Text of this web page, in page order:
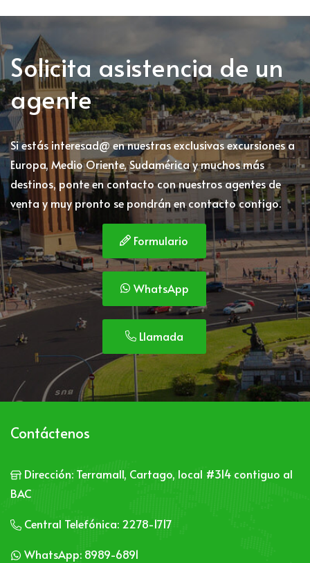
Solicita asistencia de un
agente
Si estás interesad@ en nuestras exclusivas excursiones a
Europa, Medio Oriente, Sudamérica y muchos más
destinos, ponte en contacto con nuestros agentes de
venta y muy pronto se pondrán en contacto contigo.
Formulario
WhatsApp
Llamada
Contáctenos
Dirección: Terramall, Cartago, local #314 contiguo al
BAC
Central Telefónica: 2278-1717
WhatsApp: 8989-6891